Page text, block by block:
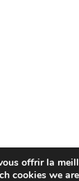
offrir la
cookies we